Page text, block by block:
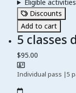
Eligible activities
Discounts
Add to cart
5 classes
$95.00
Individual pass |5